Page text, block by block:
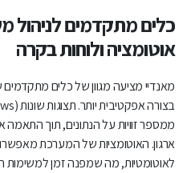
כלים מתקדמים לניהול
אוטומציה ולוחות בקרה
מאנדיי מציעה מגוון של כלים
ממספר זוויות על הנתונים, תוך
ארגון. האוטומציות של המערכת
לאוטומטיות, מה שמפנה זמן למשימות